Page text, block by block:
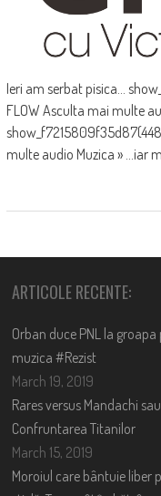
Ieri am serbat pisica...
FLOW Asculta mai multe
multe audio Muzica » ...iar
ARTICOLE RECENTE:
Orban duce PNL la groapa
muzica #Rezist
March 19, 2019
Rares versus Mandachi sau
Confruntarea Titanilor
March 15, 2019
Moroiul care bântuie liber